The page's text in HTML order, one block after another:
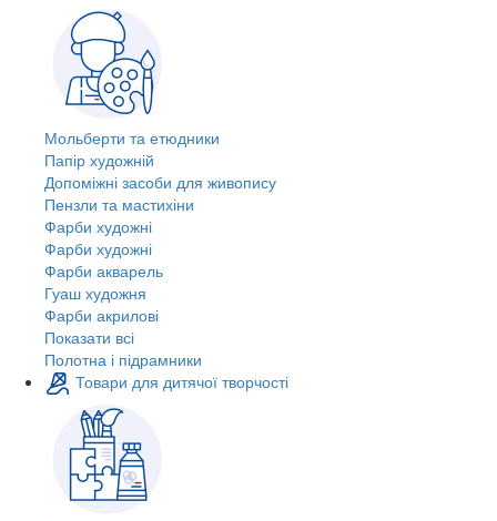
Мольберти та етюдники
Папір художній
Допоміжні засоби для живопису
Пензли та мастихіни
Фарби художні
Фарби художні
Фарби акварель
Гуаш художня
Фарби акрилові
Показати всі
Полотна і підрамники
Товари для дитячої творчості